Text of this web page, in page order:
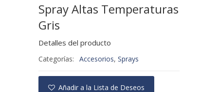
Spray Altas Temperaturas
Gris
Detalles del producto
Categorías: Accesorios, Sprays
Añadir a la Lista de Deseos